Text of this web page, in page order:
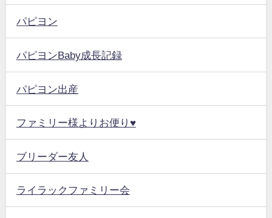
パピヨン
パピヨンBaby成長記録
パピヨン出産
ファミリー様よりお便り♥
ブリーダー友人
ライラックファミリー会